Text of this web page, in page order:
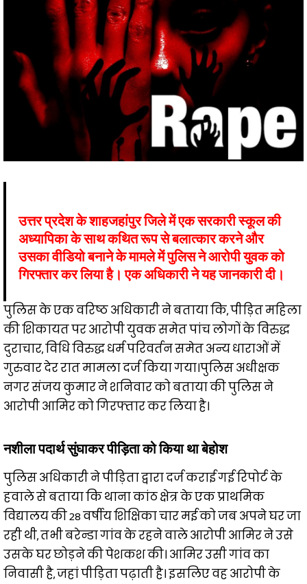
उत्तर प्रदेश के शाहजहांपुर जिले में एक सरकारी स्कूल की
अध्यापिका के साथ कथित रूप से बलात्कार करने और
उसका वीडियो बनाने के मामले में पुलिस ने आरोपी युवक को
गिरफ्तार कर लिया है। एक अधिकारी ने यह जानकारी दी।
पुलिस के एक वरिष्ठ अधिकारी ने बताया कि, पीड़ित महिला
की शिकायत पर आरोपी युवक समेत पांच लोगों के विरुद्ध
दुराचार, विधि विरुद्ध धर्म परिवर्तन समेत अन्य धाराओं में
गुरुवार देर रात मामला दर्ज किया गया।पुलिस अधीक्षक
नगर संजय कुमार ने शनिवार को बताया की पुलिस ने
आरोपी आमिर को गिरफ्तार कर लिया है।
नशीला पदार्थ सुंघाकर पीड़िता को किया था बेहोश
पुलिस अधिकारी ने पीड़िता द्वारा दर्ज कराई गई रिपोर्ट के
हवाले से बताया कि थाना कांठ क्षेत्र के एक प्राथमिक
विद्यालय की 28 वर्षीय शिक्षिका चार मई को जब अपने घर जा
रही थी, तभी बरेन्डा गांव के रहने वाले आरोपी आमिर ने उसे
उसके घर छोड़ने की पेशकश की। आमिर उसी गांव का
निवासी है, जहां पीड़िता पढ़ाती है। इसलिए वह आरोपी के